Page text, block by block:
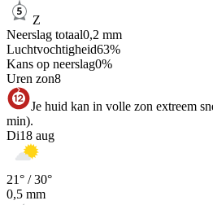
Z
Neerslag totaal0,2 mm
Luchtvochtigheid63%
Kans op neerslag0%
Uren zon8
Je huid kan in volle zon extreem
min).
Di18 aug
21° /30°
0,5 mm